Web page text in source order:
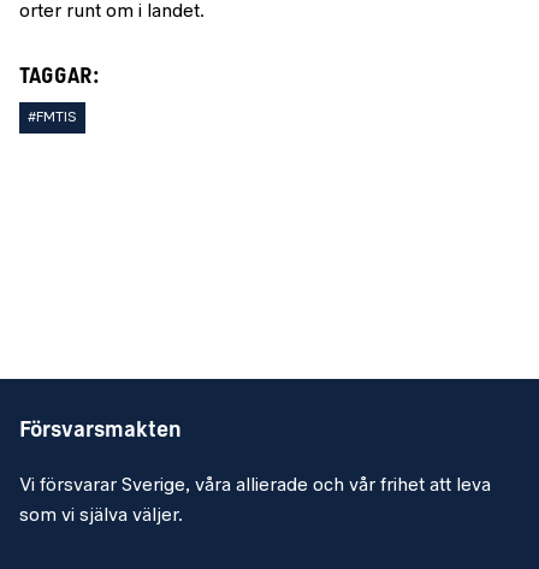
orter runt om i landet.
TAGGAR:
#FMTIS
Försvarsmakten
Vi försvarar Sverige, våra allierade och vår frihet att leva
som vi själva väljer.